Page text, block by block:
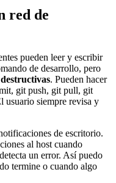
red de
pueden leer y escribir
de desarrollo, pero
. Pueden hacer
git push, git pull, git
usuario siempre revisa y
de escritorio.
al host cuando
un error. Así puedo
termine o cuando algo